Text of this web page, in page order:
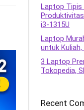
Laptop Tipis
i3-1315U
Laptop
untuk
3 Laptop
Tokopedia,
Recent